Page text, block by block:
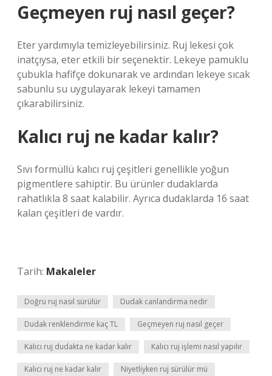
Geçmeyen ruj nasıl geçer?
Eter yardımıyla temizleyebilirsiniz. Ruj lekesi çok
inatçıysa, eter etkili bir seçenektir. Lekeye pamuklu
çubukla hafifçe dokunarak ve ardından lekeye sıcak
sabunlu su uygulayarak lekeyi tamamen
çıkarabilirsiniz.
Kalıcı ruj ne kadar kalır?
Sıvı formüllü kalıcı ruj çeşitleri genellikle yoğun
pigmentlere sahiptir. Bu ürünler dudaklarda
rahatlıkla 8 saat kalabilir. Ayrıca dudaklarda 16 saat
kalan çeşitleri de vardır.
Tarih: Makaleler
Doğru ruj nasıl sürülür Dudak canlandırma nedir
Dudak renklendirme kaç TL Geçmeyen ruj nasıl geçer
Kalıcı ruj dudakta ne kadar kalır Kalıcı ruj işlemi nasıl yapılır
Kalıcı ruj ne kadar kalır Niyetliyken ruj sürülür mü